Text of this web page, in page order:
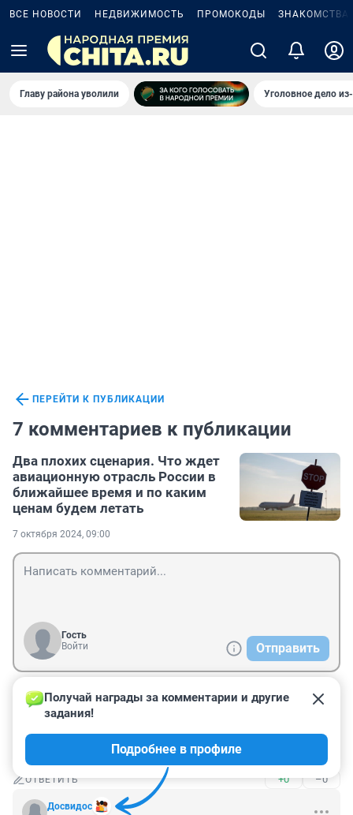
ВСЕ НОВОСТИ НЕДВИЖИМОСТЬ ПРОМОКОДЫ ЗНАКОМСТВА
Главу района уволили Уголовное дело
ПЕРЕЙТИ К ПУБЛИКАЦИИ
7 комментариев к публикации
Два плохих сценария. Что ждет
авиационную отрасль России в
ближайшее время и по каким
ценам будем летать
7 октября 2024, 09:00
Гость
Войти
Отправить
Гость
7 октября 2024, 20:02
Одни слова. а цены на авиабилеты как были
космические так и останутся!
ОТВЕТИТЬ +0 –0
Досвидос
Получай награды за комментарии и другие
задания!
Подробнее в профиле